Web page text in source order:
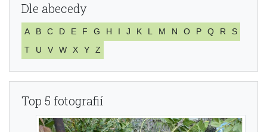
Dle abecedy
A B C D E F G H I J K L M N O P Q R
S
T
U V W X Y Z
Top 5 fotografií